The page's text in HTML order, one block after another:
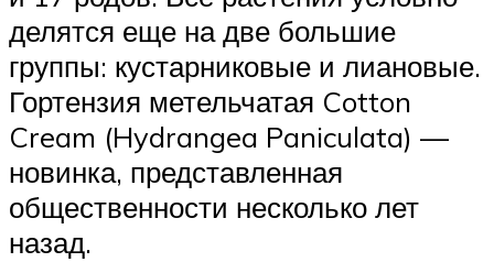
делятся еще на две большие
группы: кустарниковые и лиановые.
Гортензия метельчатая Cotton
Cream (Hydrangea Paniculata) —
новинка, представленная
общественности несколько лет
назад.